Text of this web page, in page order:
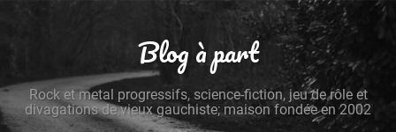
Blog à part
Rock et metal progressifs, science-fiction, jeu de rôle et
divagations de vieux gauchiste; maison fondée en 2002